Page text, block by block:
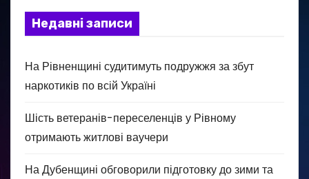
Недавні записи
На Рівненщині судитимуть подружжя за збут
наркотиків по всій Україні
Шість ветеранів-переселенців у Рівному
отримають житлові ваучери
На Дубенщині обговорили підготовку до зими та